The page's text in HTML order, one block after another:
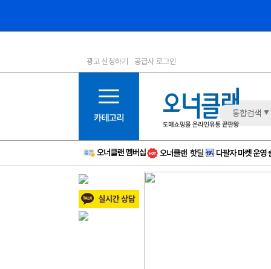
1등급
6등급
11등급
12등급
15등급
16등급
17등급
신규
주의
광고 신청하기 공급사 로그인
통합검색